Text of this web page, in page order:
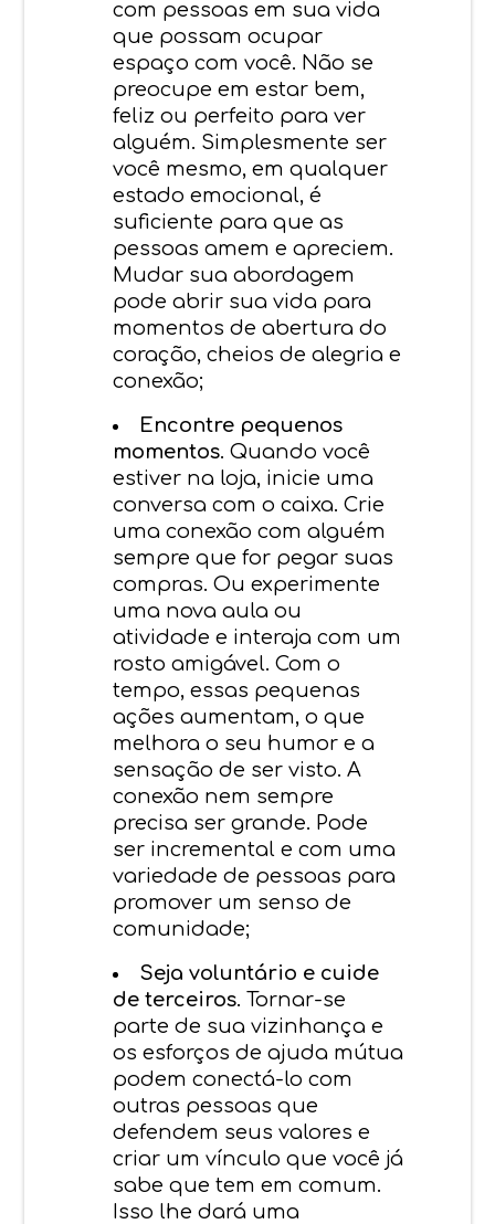
com pessoas em sua vida
que possam ocupar
espaço com você. Não se
preocupe em estar bem,
feliz ou perfeito para ver
alguém. Simplesmente ser
você mesmo, em qualquer
estado emocional, é
suficiente para que as
pessoas amem e apreciem.
Mudar sua abordagem
pode abrir sua vida para
momentos de abertura do
coração, cheios de alegria e
conexão;
Encontre pequenos
momentos. Quando você
estiver na loja, inicie uma
conversa com o caixa. Crie
uma conexão com alguém
sempre que for pegar suas
compras. Ou experimente
uma nova aula ou
atividade e interaja com um
rosto amigável. Com o
tempo, essas pequenas
ações aumentam, o que
melhora o seu humor e a
sensação de ser visto. A
conexão nem sempre
precisa ser grande. Pode
ser incremental e com uma
variedade de pessoas para
promover um senso de
comunidade;
Seja voluntário e cuide
de terceiros. Tornar-se
parte de sua vizinhança e
os esforços de ajuda mútua
podem conectá-lo com
outras pessoas que
defendem seus valores e
criar um vínculo que você já
sabe que tem em comum.
Isso lhe dará uma